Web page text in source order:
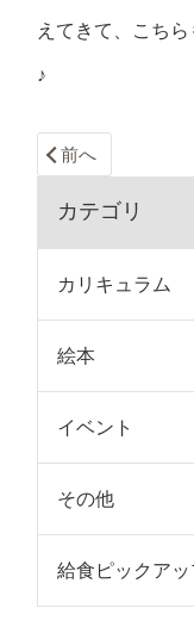
えてきて、こち
♪
前へ
カテゴリ
カリキュラム
絵本
イベント
その他
給食ピックア